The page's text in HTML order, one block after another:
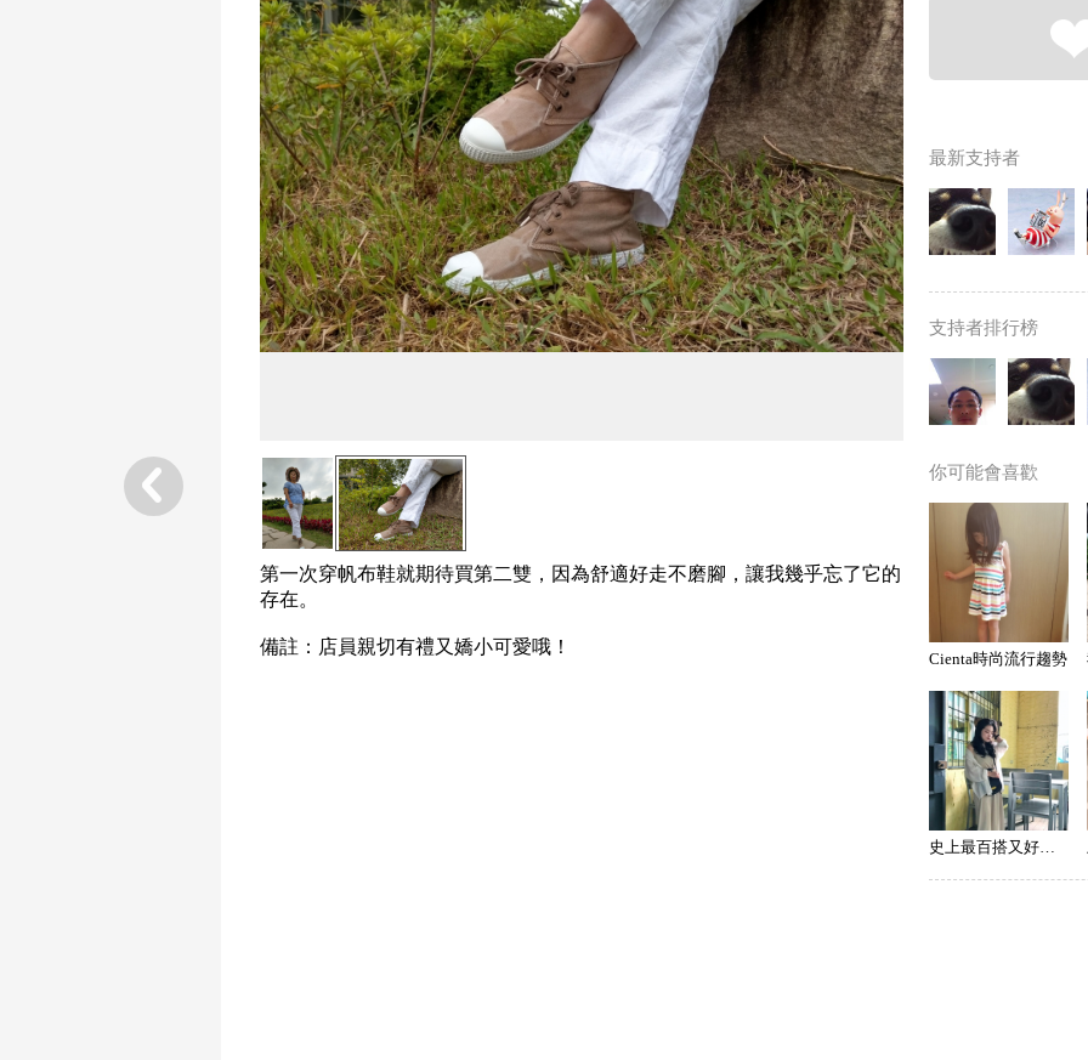
第一次穿帆布鞋就期待買第二雙，因為舒適好走不磨腳，讓我幾乎忘了它的
存在。
備註：店員親切有禮又嬌小可愛哦！
最新支持者
支持者排行榜
你可能會喜歡
Cienta時尚流行趨勢
史上最百搭又好走的帆布鞋-Cienta西班牙香香鞋